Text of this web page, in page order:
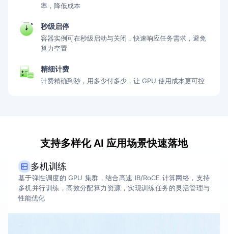
率，降低成本
秒级启停
容器实例可在秒级启动与关闭，快速响应任务需求，避免
算力空置
精细计费
计费精确到秒，用多少付多少，让 GPU 使用成本更可控
支持多样化 AI 应用场景快速落地
多机训练
基于弹性调度的 GPU 集群，结合高速 IB/RoCE 计算网络，支持
多机并行训练，高效分配算力资源，实现训练任务的灵活管理与
性能优化